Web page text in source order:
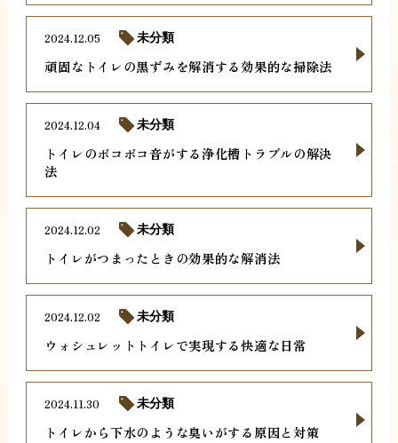
頑固なトイレの黒ずみを解消する効果的な掃除法
2024.12.05 未分類
トイレのボコボコ音がする浄化槽トラブルの解決
法
2024.12.04 未分類
トイレがつまったときの効果的な解消法
2024.12.02 未分類
ウォシュレットトイレで実現する快適な日常
2024.12.02 未分類
トイレから下水のような臭いがする原因と対策
2024.11.30 未分類